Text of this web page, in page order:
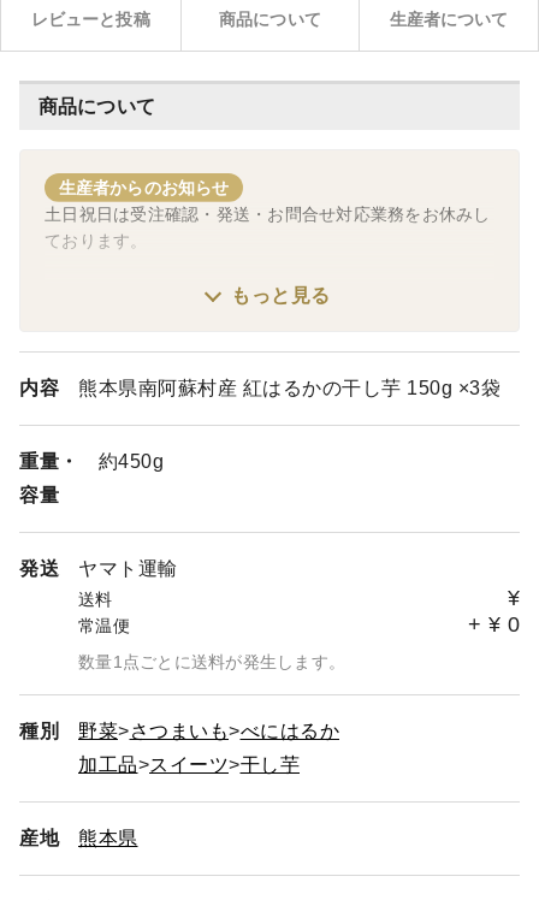
レビューと投稿 商品について 生産者について
商品について
生産者からのお知らせ
土日祝日は受注確認・発送・お問合せ対応業務をお休みし
ております。
休業期間中にいただいたご注文・お問合せには翌営業日に
お申込み時にいただいた配送希望日時にはお応えできない
場合がございます。
配送希望日時をお知らせいただいた場合で、配送希望日に
る場合があります。
もっと見る
内容 熊本県南阿蘇村産 紅はるかの干し芋 150g ×3袋
重量・
容量
約450g
発送 ヤマト運輸
送料 ¥
常温便 + ¥ 0
数量1点ごとに送料が発生します。
種別 野菜 さつまいも
べにはるか
加工品
スイーツ 干し芋
産地 熊本県